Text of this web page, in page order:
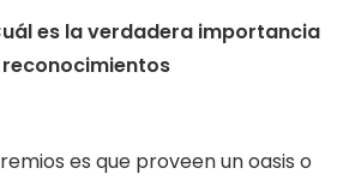
es la verdadera importancia
es que proveen un oasis o